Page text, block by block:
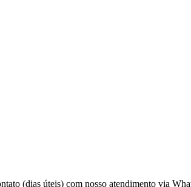
(dias úteis) com nosso atendimento via